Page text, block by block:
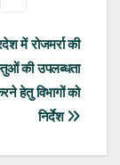
में रोजमर्रा की
की उपलब्धता
हेतु विभागों को
निर्देश